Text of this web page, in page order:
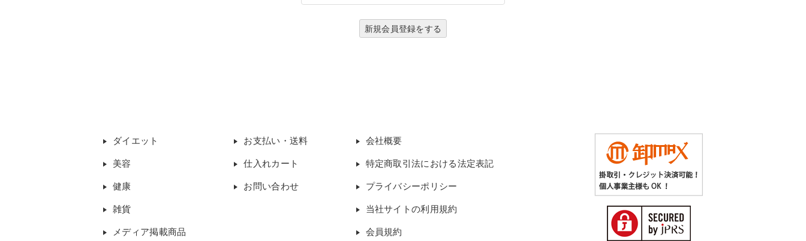
新規会員登録をする
ダイエット
美容
健康
雑貨
メディア掲載商品
お支払い・送料
仕入れカート
お問い合わせ
会社概要
特定商取引法における法定表記
プライバシーポリシー
当社サイトの利用規約
会員規約